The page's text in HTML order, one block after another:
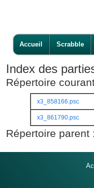
Accueil Scrabble
Index des
Répertoire
x3_858166.psc
x3_861790.psc
Répertoire parent :